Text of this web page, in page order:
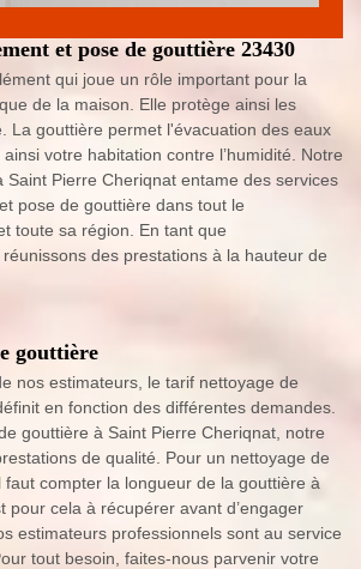
et pose de gouttière 23430
qui joue un rôle important pour la
de la maison. Elle protège ainsi les
La gouttière permet l'évacuation des eaux
votre habitation contre l’humidité. Notre
Saint Pierre Cheriqnat entame des services
pose de gouttière dans tout le
toute sa région. En tant que
des prestations à la hauteur de
gouttière
nos estimateurs, le tarif nettoyage de
en fonction des différentes demandes.
gouttière à Saint Pierre Cheriqnat, notre
de qualité. Pour un nettoyage de
compter la longueur de la gouttière à
pour cela à récupérer avant d’engager
estimateurs professionnels sont au service
tout besoin, faites-nous parvenir votre